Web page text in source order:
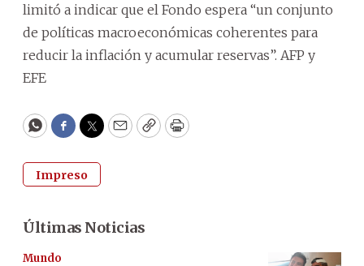
limitó a indicar que el Fondo espera “un conjunto
de políticas macroeconómicas coherentes para
reducir la inflación y acumular reservas”. AFP y
EFE
WhatsApp
Facebook
Twitter
EmailCopyPrint
Impreso
Últimas Noticias
Mundo